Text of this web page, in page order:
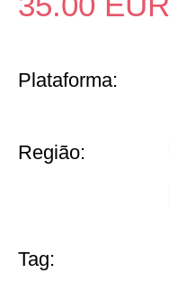
Plataforma:
Região:
Tag: